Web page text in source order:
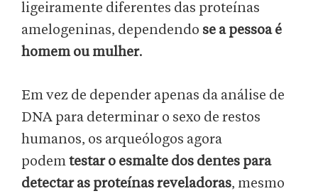
ligeiramente diferentes das proteínas
amelogeninas, dependendo se a pessoa é
homem ou mulher.
Em vez de depender apenas da análise de
DNA para determinar o sexo de restos
humanos, os arqueólogos agora
podemtestar o esmalte dos dentes para
detectar as proteínas reveladoras, mesmo